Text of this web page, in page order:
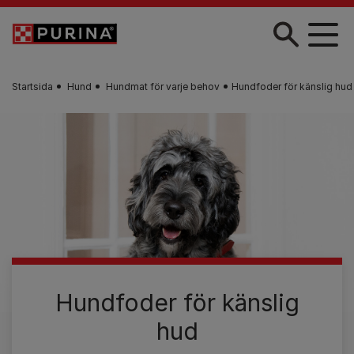
Skip to main content
Startsida Hund Hundmat för varje behov Hundfoder för känslig hud
Hundfoder för känslig
hud